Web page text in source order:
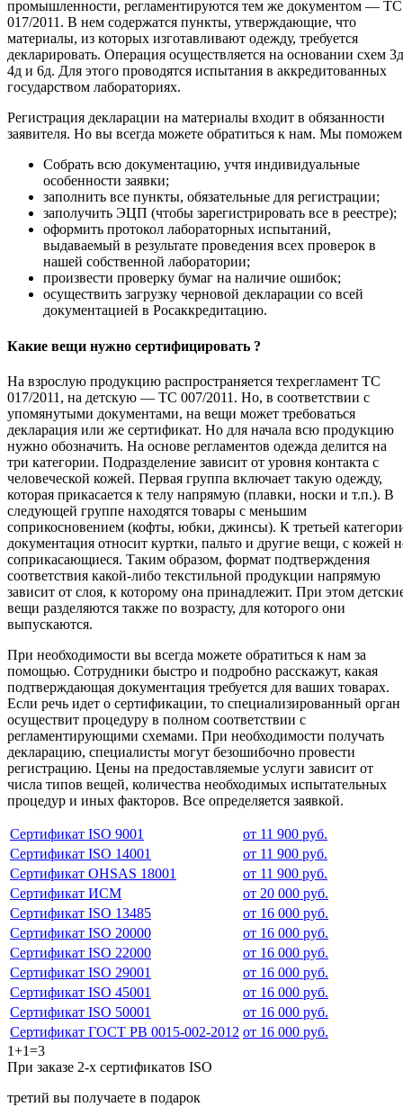
промышленности, регламентируются тем же документом — ТС
017/2011. В нем содержатся пункты, утверждающие, что
материалы, из которых изготавливают одежду, требуется
декларировать. Операция осуществляется на основании схем
4д и 6д. Для этого проводятся испытания в аккредитованных
государством лабораториях.
Регистрация декларации на материалы входит в обязанности
заявителя. Но вы всегда можете обратиться к нам. Мы
Собрать всю документацию, учтя индивидуальные
особенности заявки;
заполнить все пункты, обязательные для регистрации;
заполучить ЭЦП (чтобы зарегистрировать все в реестре);
оформить протокол лабораторных испытаний,
выдаваемый в результате проведения всех проверок в
нашей собственной лаборатории;
произвести проверку бумаг на наличие ошибок;
осуществить загрузку черновой декларации со всей
документацией в Росаккредитацию.
Какие вещи нужно сертифицировать ?
На взрослую продукцию распространяется техрегламент ТС
017/2011, на детскую — ТС 007/2011. Но, в соответствии с
упомянутыми документами, на вещи может требоваться
декларация или же сертификат. Но для начала всю продукцию
нужно обозначить. На основе регламентов одежда делится на
три категории. Подразделение зависит от уровня контакта с
человеческой кожей. Первая группа включает такую одежду,
которая прикасается к телу напрямую (плавки, носки и т.п.). В
следующей группе находятся товары с меньшим
соприкосновением (кофты, юбки, джинсы). К третьей
документация относит куртки, пальто и другие вещи, с кожей
соприкасающиеся. Таким образом, формат подтверждения
соответствия какой-либо текстильной продукции напрямую
зависит от слоя, к которому она принадлежит. При этом
вещи разделяются также по возрасту, для которого они
выпускаются.
При необходимости вы всегда можете обратиться к нам за
помощью. Сотрудники быстро и подробно расскажут, какая
подтверждающая документация требуется для ваших товарах.
Если речь идет о сертификации, то специализированный орган
осуществит процедуру в полном соответствии с
регламентирующими схемами. При необходимости получать
декларацию, специалисты могут безошибочно провести
регистрацию. Цены на предоставляемые услуги зависит от
числа типов вещей, количества необходимых испытательных
процедур и иных факторов. Все определяется заявкой.
Сертификат ISO 9001
от 11 900 руб.
Сертификат ISO 14001
от 11 900 руб.
Сертификат OHSAS 18001
от 11 900 руб.
Сертификат ИСМ
от 20 000 руб.
Сертификат ISO 13485
от 16 000 руб.
Сертификат ISO 20000
от 16 000 руб.
Сертификат ISO 22000
от 16 000 руб.
Сертификат ISO 29001
от 16 000 руб.
Сертификат ISO 45001
от 16 000 руб.
Сертификат ISO 50001
от 16 000 руб.
Сертификат ГОСТ РВ 0015-002-2012 от 16 000 руб.
1+1=3
При заказе 2-х сертификатов ISO
третий вы получаете в подарок